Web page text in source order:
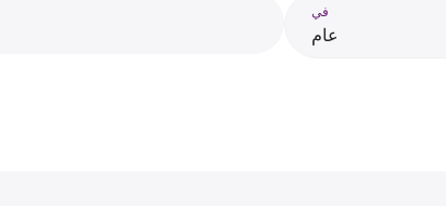
في
عام